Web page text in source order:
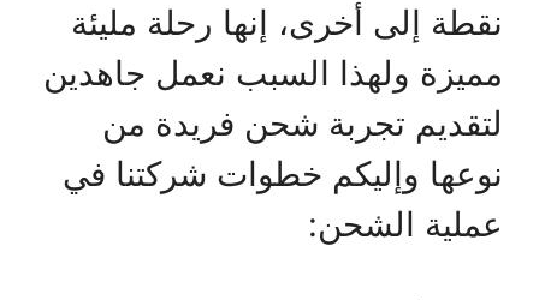
نقطة إلى أخرى، إنها رحلة مليئة
مميزة ولهذا السبب نعمل جاهدين
لتقديم تجربة شحن فريدة من
نوعها وإليكم خطوات شركتنا في
عملية الشحن: